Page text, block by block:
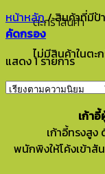
ตะกร้าสินค้า
ไม่มีสินค้าในตะ
หน้าหลัก/สินค้าที่มีป้า
คัดกรอง
แสดง 1 รายการ
เก้า
เก้าอี้ทรงสูง
พนักพิงให้โค้งเข้าสั